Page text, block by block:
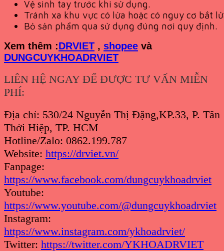
Vệ sinh tay trước khi sử dụng.
Tránh xa khu vực có lửa hoặc có nguy cơ bắt
Bỏ sản phẩm qua sử dụng đúng nơi quy định.
Xem thêm :DRVIET , shopee và
DUNGCUYKHOADRVIET
LIÊN HỆ NGAY ĐỂ ĐƯỢC TƯ VẤN MIỄN
PHÍ:
Địa chỉ: 530/24 Nguyễn Thị Đặng,KP.33, P. Tân
Thới Hiệp, TP. HCM
Hotline/Zalo: 0862.199.787
Website: https://drviet.vn/
Fanpage:
https://www.facebook.com/dungcuykhoadrviet
Youtube:
https://www.youtube.com/@dungcuykhoadrviet
Instagram:
https://www.instagram.com/ykhoadrviet/
Twitter: https://twitter.com/YKHOADRVIET